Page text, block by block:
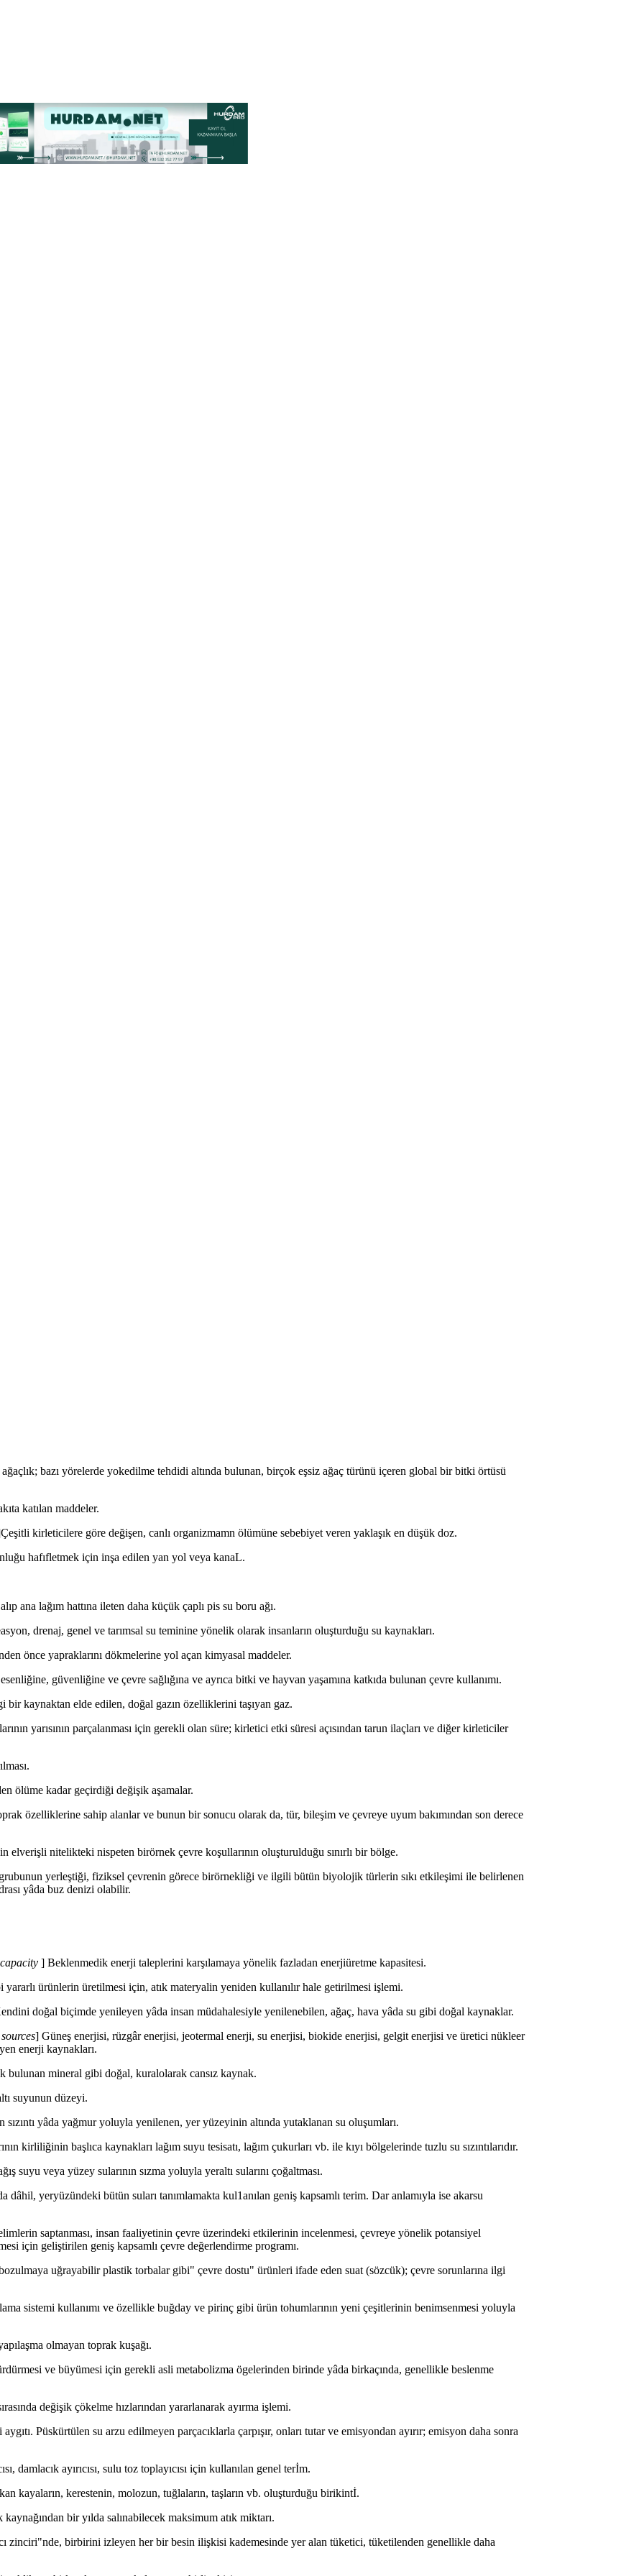
ağaçlık; bazı yörelerde yokedilme tehdidi altında bulunan, birçok eşsiz ağaç türünü içeren global bir bitki örtüsü
katılan maddeler.
kirleticilere göre değişen, canlı organizmamn ölümüne sebebiyet veren yaklaşık en düşük doz.
hafıfletmek için inşa edilen yan yol veya kanaL.
ana lağım hattına ileten daha küçük çaplı pis su boru ağı.
drenaj, genel ve tarımsal su teminine yönelik olarak insanların oluşturduğu su kaynakları.
önce yapraklarını dökmelerine yol açan kimyasal maddeler.
güvenliğine ve çevre sağlığına ve ayrıca bitki ve hayvan yaşamına katkıda bulunan çevre kullanımı.
bir kaynaktan elde edilen, doğal gazın özelliklerini taşıyan gaz.
yarısının parçalanması için gerekli olan süre; kirletici etki süresi açısından tarun ilaçları ve diğer kirleticiler
ölüme kadar geçirdiği değişik aşamalar.
özelliklerine sahip alanlar ve bunun bir sonucu olarak da, tür, bileşim ve çevreye uyum bakımından son derece
nitelikteki nispeten birörnek çevre koşullarının oluşturulduğu sınırlı bir bölge.
yerleştiği, fiziksel çevrenin görece birörnekliği ve ilgili bütün biyolojik türlerin sıkı etkileşimi ile belirlenen
yâda buz denizi olabilir.
] Beklenmedik enerji taleplerini karşılamaya yönelik fazladan enerjiüretme kapasitesi.
ürünlerin üretilmesi için, atık materyalin yeniden kullanılır hale getirilmesi işlemi.
doğal biçimde yenileyen yâda insan müdahalesiyle yenilenebilen, ağaç, hava yâda su gibi doğal kaynaklar.
] Güneş enerjisi, rüzgâr enerjisi, jeotermal enerji, su enerjisi, biokide enerjisi, gelgit enerjisi ve üretici nükleer
enerji kaynakları.
bulunan mineral gibi doğal, kuralolarak cansız kaynak.
suyunun düzeyi.
sızıntı yâda yağmur yoluyla yenilenen, yer yüzeyinin altında yutaklanan su oluşumları.
kirliliğinin başlıca kaynakları lağım suyu tesisatı, lağım çukurları vb. ile kıyı bölgelerinde tuzlu su sızıntılarıdır.
suyu veya yüzey sularının sızma yoluyla yeraltı sularını çoğaltması.
dâhil, yeryüzündeki bütün suları tanımlamakta kul1anılan geniş kapsamlı terim. Dar anlamıyla ise akarsu
saptanması, insan faaliyetinin çevre üzerindeki etkilerinin incelenmesi, çevreye yönelik potansiyel
için geliştirilen geniş kapsamlı çevre değerlendirme programı.
uğrayabilir plastik torbalar gibi" çevre dostu" ürünleri ifade eden suat (sözcük); çevre sorunlarına ilgi
sistemi kullanımı ve özellikle buğday ve pirinç gibi ürün tohumlarının yeni çeşitlerinin benimsenmesi yoluyla
olmayan toprak kuşağı.
ve büyümesi için gerekli asli metabolizma ögelerinden birinde yâda birkaçında, genellikle beslenme
değişik çökelme hızlarından yararlanarak ayırma işlemi.
Püskürtülen su arzu edilmeyen parçacıklarla çarpışır, onları tutar ve emisyondan ayırır; emisyon daha sonra
damlacık ayırıcısı, sulu toz toplayıcısı için kullanılan genel terİm.
kayaların, kerestenin, molozun, tuğlaların, taşların vb. oluşturduğu birikintİ.
bir yılda salınabilecek maksimum atık miktarı.
zinciri"nde, birbirini izleyen her bir besin ilişkisi kademesinde yer alan tüketici, tüketilenden genellikle daha